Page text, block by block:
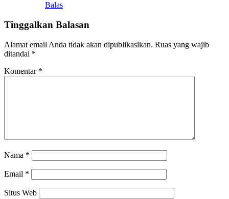
Balas
Tinggalkan Balasan
Alamat email Anda tidak akan dipublikasikan. Ruas yang wajib
ditandai *
Komentar *
Nama *
Email *
Situs Web